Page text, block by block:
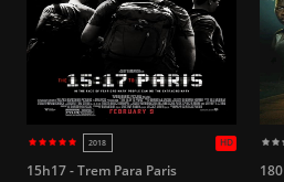
15h17 - Trem Para Paris 180